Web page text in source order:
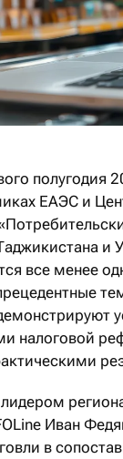
полугодия
ЕАЭС и
и
все менее
налоговой
Иван
в